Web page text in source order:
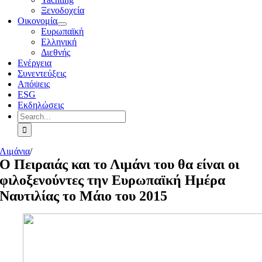
Ξενοδοχεία
Οικονομία
Ευρωπαϊκή
Ελληνική
Διεθνής
Ενέργεια
Συνεντεύξεις
Απόψεις
ESG
Εκδηλώσεις
Search
for:
Λιμάνια/
Ο Πειραιάς και το Λιμάνι του θα είναι οι
φιλοξενούντες την Ευρωπαϊκή Ημέρα
Ναυτιλίας το Μάιο του 2015